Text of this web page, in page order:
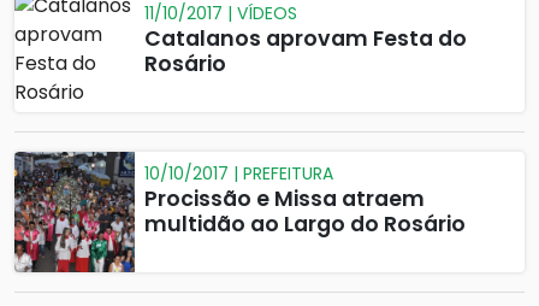
11/10/2017 | VÍDEOS
Catalanos aprovam Festa do
Rosário
10/10/2017 | PREFEITURA
Procissão e Missa atraem
multidão ao Largo do Rosário